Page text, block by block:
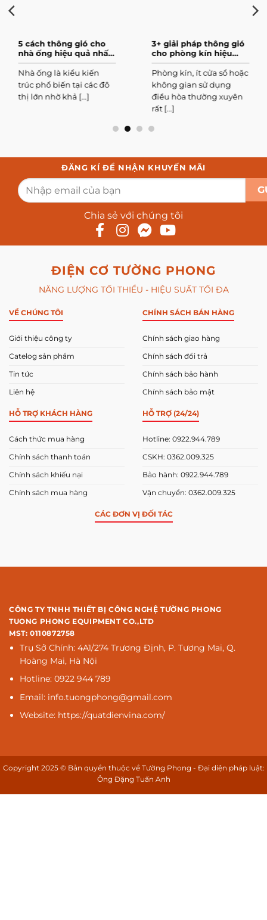
5 cách thông gió cho
nhà ống hiệu quả nhất
hiện nay
Nhà ống là kiểu kiến
trúc phổ biến tại các đô
thị lớn nhờ khả [...]
3+ giải pháp thông gió
cho phòng kín hiệu
quả nhất
Phòng kín, ít cửa sổ hoặc
không gian sử dụng
điều hòa thường xuyên
rất [...]
ĐĂNG KÍ ĐỂ NHẬN KHUYẾN MÃI
Chia sẻ với chúng tôi
ĐIỆN CƠ TƯỜNG PHONG
NĂNG LƯỢNG TỐI THIỂU - HIỆU SUẤT TỐI ĐA
VỀ CHÚNG TÔI
Giới thiệu công ty
Catelog sản phẩm
Tin tức
Liên hệ
CHÍNH SÁCH BÁN HÀNG
Chính sách giao hàng
Chính sách đổi trả
Chính sách bảo hành
Chính sách bảo mật
HỖ TRỢ KHÁCH HÀNG
Cách thức mua hàng
Chính sách thanh toán
Chính sách khiếu nại
Chính sách mua hàng
HỖ TRỢ (24/24)
Hotline: 0922.944.789
CSKH: 0362.009.325
Bảo hành: 0922.944.789
Vận chuyển: 0362.009.325
CÁC ĐƠN VỊ ĐỐI TÁC
CÔNG TY TNHH THIẾT BỊ CÔNG NGHỆ TƯỜNG PHONG
TUONG PHONG EQUIPMENT CO.,LTD
MST: 0110872758
Trụ Sở Chính: 4A1/274 Trương Định, P. Tương Mai, Q.
Hoàng Mai, Hà Nội
Hotline: 0922 944 789
Email: info.tuongphong@gmail.com
Website: https://quatdienvina.com/
Copyright 2025 © Bản quyền thuộc về Tường Phong - Đại diện pháp luật:
Ông Đặng Tuấn Anh